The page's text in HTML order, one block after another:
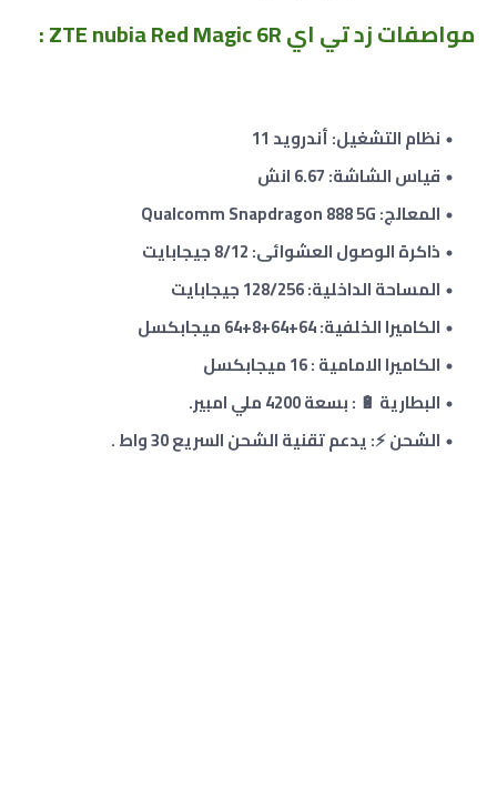
مواصفات زد تي اي ZTE nubia Red Magic 6R :
نظام التشغيل: أندرويد 11
قياس الشاشة: 6.67 انش
المعالج: Qualcomm Snapdragon 888 5G
ذاكرة الوصول العشوائى: 8/12 جيجابايت
المساحة الداخلية: 128/256 جيجابايت
الكاميرا الخلفية: 64
+
64+8
+
64ميجابكسل
الكاميرا الامامية : 16 ميجابكسل
البطارية 🔋 : بسعة 4200 ملي امبير.
الشحن ⚡: يدعم تقنية الشحن السريع 30 واط .